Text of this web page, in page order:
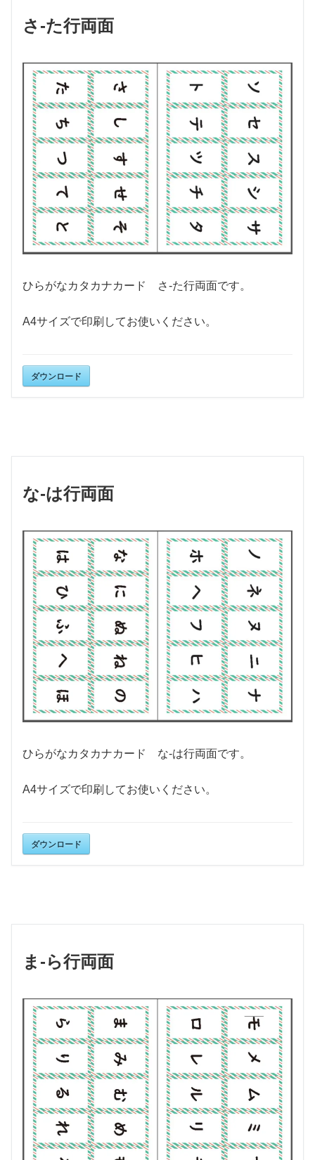
さ-た行両面
ひらがなカタカナカード さ-た行両面です。
A4サイズで印刷してお使いください。
ダウンロード
な-は行両面
ひらがなカタカナカード な-は行両面です。
A4サイズで印刷してお使いください。
ダウンロード
ま-ら行両面